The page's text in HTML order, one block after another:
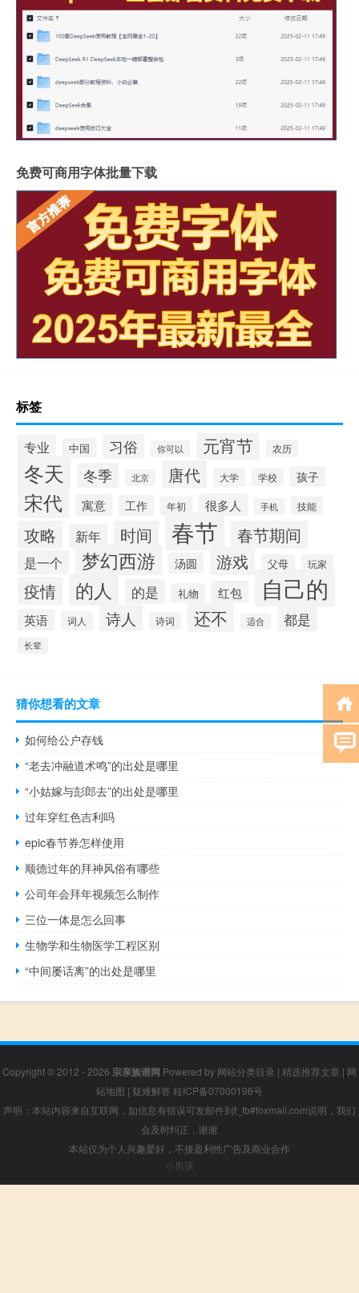
免费可商用字体批量下载
标签
专业 中国 习俗 你可以 元宵节 农历
冬天 冬季 北京 唐代 大学 学校 孩子
宋代 寓意 工作 年初 很多人 手机 技能
攻略 新年 时间 春节 春节期间
是一个 梦幻西游 汤圆 游戏 父母 玩家
疫情 的人 的是 礼物 红包 自己的
英语 词人 诗人 诗词 还不 适合 都是
长辈
猜你想看的文章
如何给公户存钱
“老去冲融道术鸣”的出处是哪里
“小姑嫁与彭郎去”的出处是哪里
过年穿红色吉利吗
epic春节券怎样使用
顺德过年的拜神风俗有哪些
公司年会拜年视频怎么制作
三位一体是怎么回事
生物学和生物医学工程区别
“中间屡话离”的出处是哪里
Copyright © 2012 - 2026 宗亲族谱网 Powered by 网站分类目录 | 精选推荐文章 | 网
站地图 | 疑难解答 桂ICP备07000196号
声明：本站内容来自互联网，如信息有错误可发邮件到f_fb#foxmail.com说明，我们
会及时纠正，谢谢
本站仅为个人兴趣爱好，不接盈利性广告及商业合作
小男孩